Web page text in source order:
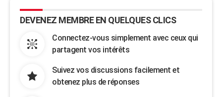
DEVENEZ MEMBRE EN QUELQUES CLICS
Connectez-vous simplement avec ceux qui
partagent vos intérêts
Suivez vos discussions facilement et
obtenez plus de réponses